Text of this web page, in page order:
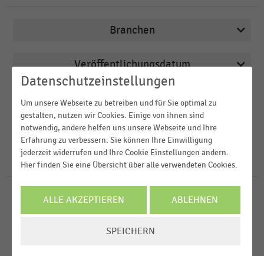
459Ergebnisse fürLieferung
SPORT- UND FREIZEITARTIKELHANDEL |STATISTIK
Inlandsanlieferung von Fahrrädern und E-Bikes an
Branchen
Deutschsprachiger Einzelhandel
E-Commerce
E-Commerce und Versandhandel
MEHR ANZEIGEN
Veröffentlichungsdatum
2026
2025
2024
2023
MEHR ANZEIGEN
Region
Deutschland
Österreich
D-A-CH-Region
FILTER ZURÜCKSETZEN
Datenschutzeinstellungen
Um unsere Webseite zu betreiben und für Sie optimal zu
gestalten, nutzen wir Cookies. Einige von ihnen sind
notwendig, andere helfen uns unsere Webseite und Ihre
Erfahrung zu verbessern. Sie können Ihre Einwilligung
jederzeit widerrufen und Ihre Cookie Einstellungen ändern.
Hier finden Sie eine Übersicht über alle verwendeten Cookies.
ALLE AKZEPTIEREN ABLEHNEN
SPEICHERN